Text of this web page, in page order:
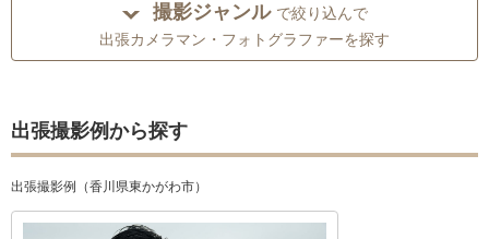
撮影ジャンル で絞り込んで
出張カメラマン・フォトグラファーを探す
出張撮影例から探す
出張撮影例（香川県東かがわ市）